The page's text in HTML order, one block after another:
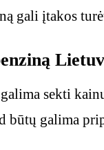
gali įtakos
sekti
galima